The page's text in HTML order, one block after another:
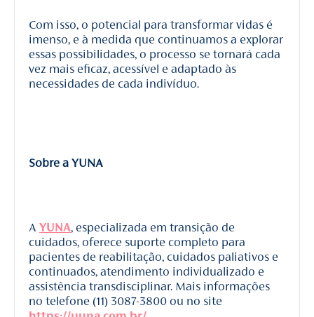
Com isso, o potencial para transformar vidas é
imenso, e à medida que continuamos a explorar
essas possibilidades, o processo se tornará cada
vez mais eficaz, acessível e adaptado às
necessidades de cada indivíduo.
Sobre a YUNA
A YUNA, especializada em transição de
cuidados, oferece suporte completo para
pacientes de reabilitação, cuidados paliativos e
continuados, atendimento individualizado e
assistência transdisciplinar. Mais informações
no telefone (11) 3087-3800 ou no site